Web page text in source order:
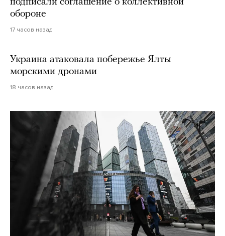
подписали соглашение о коллективной
обороне
17 часов назад
Украина атаковала побережье Ялты
морскими дронами
18 часов назад